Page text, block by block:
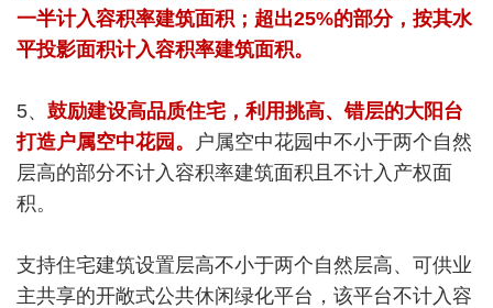
一半计入容积率建筑面积；超出25%的部分，按其水
平投影面积计入容积率建筑面积。
5、 鼓励建设高品质住宅，利用挑高、错层的大阳台
打造户属空中花园。
户属空中花园中不小于两个自然
层高的部分不计入容积率建筑面积且不计入产权面
积。
支持住宅建筑设置层高不小于两个自然层高、可供业
主共享的开敞式公共休闲绿化平台，该平台不计入容